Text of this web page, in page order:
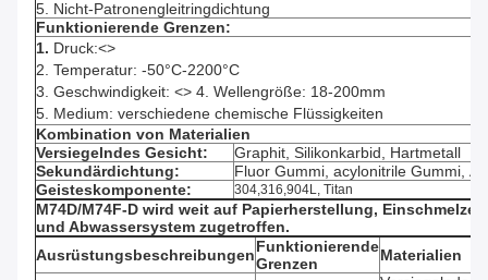
5. Nicht-Patronengleitringdichtung
Funktionierende Grenzen:
1. Druck:<>
2. Temperatur: -50°C-2200°C
3. Geschwindigkeit: <> 4. Wellengröße: 18-200mm
5. Medium: verschiedene chemische Flüssigkeiten
Kombination von Materialien
Versiegelndes Gesicht:
Graphit, Silikonkarbid, Hartmetall
Sekundärdichtung:
Fluor Gummi, acylonitrile Gummi,
Geisteskomponente:
304,316,904L, Titan
M74D/M74F-D wird weit auf Papierherstellung,
und Abwassersystem zugetroffen.
AusrüstungsbeschreibungenFunktionierende
Grenzen
Materialien